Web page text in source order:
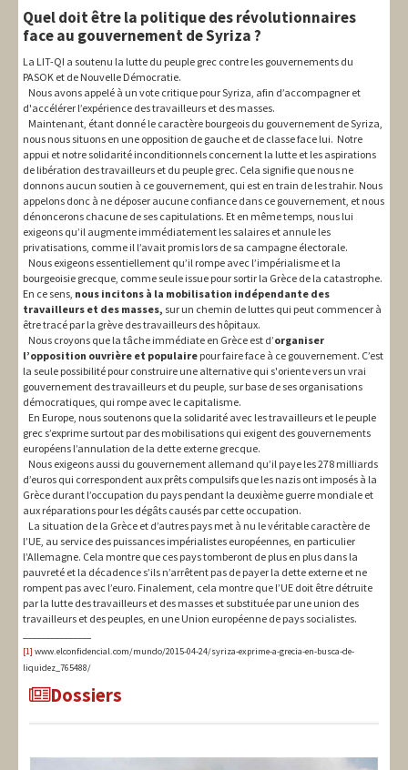
Quel doit être la politique des révolutionnaires
face au gouvernement de Syriza ?
La LIT-QI a soutenu la lutte du peuple grec contre les gouvernements du
PASOK et de Nouvelle Démocratie.
Nous avons appelé à un vote critique pour Syriza, afin d’accompagner et
d'accélérer l’expérience des travailleurs et des masses.
Maintenant, étant donné le caractère bourgeois du gouvernement de Syriza,
nous nous situons en une opposition de gauche et de classe face lui. Notre
appui et notre solidarité inconditionnels concernent la lutte et les aspirations
de libération des travailleurs et du peuple grec. Cela signifie que nous ne
donnons aucun soutien à ce gouvernement, qui est en train de les trahir. Nous
appelons donc à ne déposer aucune confiance dans ce gouvernement, et nous
dénoncerons chacune de ses capitulations. Et en même temps, nous lui
exigeons qu’il augmente immédiatement les salaires et annule les
privatisations, comme il l’avait promis lors de sa campagne électorale.
Nous exigeons essentiellement qu’il rompe avec l’impérialisme et la
bourgeoisie grecque, comme seule issue pour sortir la Grèce de la catastrophe.
En ce sens, nous incitons à la mobilisation indépendante des
travailleurs et des masses, sur un chemin de luttes qui peut commencer à
être tracé par la grève des travailleurs des hôpitaux.
Nous croyons que la tâche immédiate en Grèce est d’organiser
l’opposition ouvrière et populaire pour faire face à ce gouvernement. C’est
la seule possibilité pour construire une alternative qui s'oriente vers un vrai
gouvernement des travailleurs et du peuple, sur base de ses organisations
démocratiques, qui rompe avec le capitalisme.
En Europe, nous soutenons que la solidarité avec les travailleurs et le peuple
grec s’exprime surtout par des mobilisations qui exigent des gouvernements
européens l’annulation de la dette externe grecque.
Nous exigeons aussi du gouvernement allemand qu’il paye les 278 milliards
d’euros qui correspondent aux prêts compulsifs que les nazis ont imposés à la
Grèce durant l’occupation du pays pendant la deuxième guerre mondiale et
aux réparations pour les dégâts causés par cette occupation.
La situation de la Grèce et d’autres pays met à nu le véritable caractère de
l’UE, au service des puissances impérialistes européennes, en particulier
l’Allemagne. Cela montre que ces pays tomberont de plus en plus dans la
pauvreté et la décadence s’ils n’arrêtent pas de payer la dette externe et ne
rompent pas avec l’euro. Finalement, cela montre que l’UE doit être détruite
par la lutte des travailleurs et des masses et substituée par une union des
travailleurs et des peuples, en une Union européenne de pays socialistes.
[1] www.elconfidencial.com/mundo/2015-04-24/syriza-exprime-a-grecia-en-busca-de-
liquidez_765488/
Dossiers